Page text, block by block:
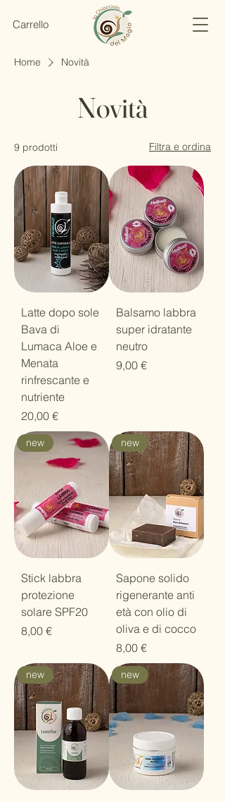
Carrello
Home Novità
Novità
9 prodotti Filtra e ordina
Latte dopo sole
Bava di
Lumaca Aloe e
Menata
rinfrescante e
nutriente
Prezzo
20,00 €
Balsamo labbra
super idratante
neutro
Prezzo
9,00 €
new
Stick labbra
protezione
solare SPF20
Prezzo
8,00 €
new
Sapone solido
rigenerante anti
età con olio di
oliva e di cocco
Prezzo
8,00 €
new new